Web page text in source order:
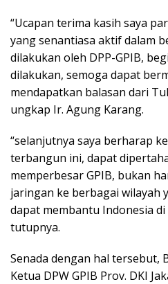
“Ucapan terima kasih saya
yang senantiasa aktif dalam
dilakukan oleh DPP-GPIB,
dilakukan, semoga dapat
mendapatkan balasan dari
ungkap Ir. Agung Karang.
“selanjutnya saya berharap
terbangun ini, dapat
memperbesar GPIB, bukan
jaringan ke berbagai wilayah
dapat membantu Indonesia di
tutupnya.
Senada dengan hal tersebut,
Ketua DPW GPIB Prov. DKI